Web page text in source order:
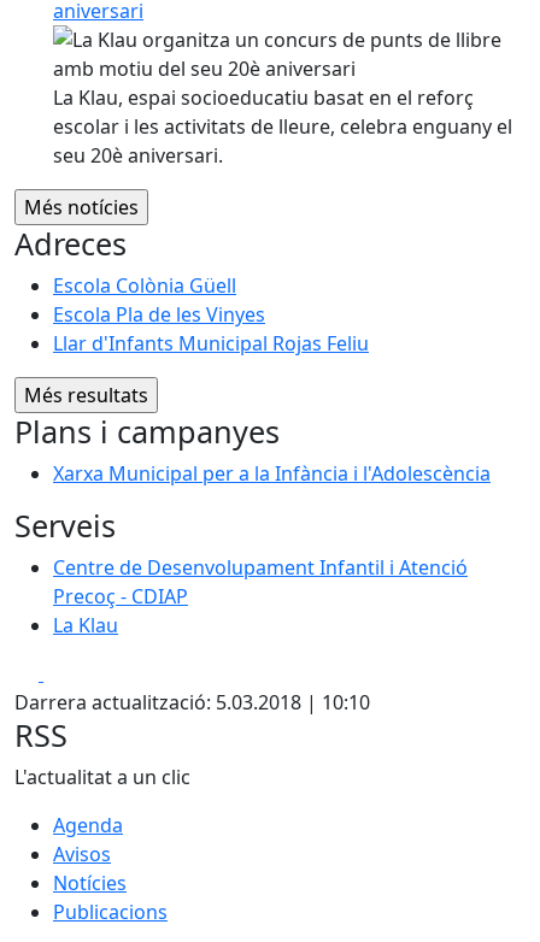
aniversari
La Klau, espai socioeducatiu basat en el reforç
escolar i les activitats de lleure, celebra enguany el
seu 20è aniversari.
Adreces
Escola Colònia Güell
Escola Pla de les Vinyes
Llar d'Infants Municipal Rojas Feliu
Plans i campanyes
Xarxa Municipal per a la Infància i l'Adolescència
Serveis
Centre de Desenvolupament Infantil i Atenció
Precoç - CDIAP
La Klau
Darrera actualització: 5.03.2018 | 10:10
RSS
L'actualitat a un clic
Agenda
Avisos
Notícies
Publicacions